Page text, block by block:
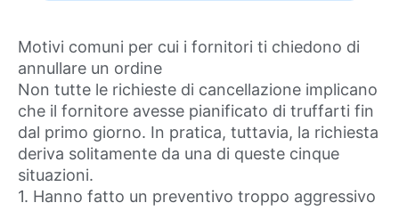
Motivi comuni per cui i fornitori ti chiedono di
annullare un ordine
Non tutte le richieste di cancellazione implicano
che il fornitore avesse pianificato di truffarti fin
dal primo giorno. In pratica, tuttavia, la richiesta
deriva solitamente da una di queste cinque
situazioni.
1. Hanno fatto un preventivo troppo aggressivo